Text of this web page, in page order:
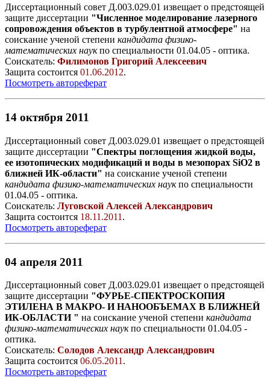
Диссертационный совет Д.003.029.01 извещает о предстоящей
защите диссертации "Численное моделирование лазерного
сопровождения объектов в турбулентной атмосфере" на
соискание ученой степени кандидата физико-
математических наукпо специальности 01.04.05 - оптика.
Соискатель: Филимонов Григорий Алексеевич
Защита состоится 01.06.2012.
Посмотреть автореферат
14 октября 2011
Диссертационный совет Д.003.029.01 извещает о предстоящей
защите диссертации "Спектры поглощения жидкой воды,
ее изотопических модификаций и воды в мезопорах SiO2 в
ближней ИК-области" на соискание ученой степени
кандидата физико-математических наукпо специальности
01.04.05 - оптика.
Соискатель: Луговской Алексей Александрович
Защита состоится 18.11.2011 .
Посмотреть автореферат
04 апреля 2011
Диссертационный совет Д.003.029.01 извещает о предстоящей
защите диссертации "ФУРЬЕ-СПЕКТРОСКОПИЯ
ЭТИЛЕНА В МАКРО- И НАНООБЪЕМАХ В БЛИЖНЕЙ
ИК-ОБЛАСТИ " на соискание ученой степени кандидата
физико-математических наукпо специальности 01.04.05 -
оптика.
Соискатель: Солодов Александр Александрович
Защита состоится 06.05.2011 .
Посмотреть автореферат